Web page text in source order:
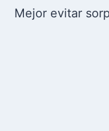
Mejor evitar